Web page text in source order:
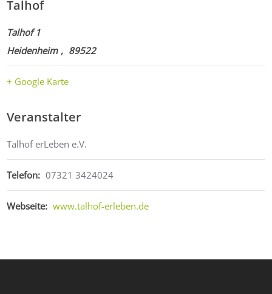
Talhof
Talhof 1
Heidenheim , 89522
+ Google Karte
Veranstalter
Talhof erLeben e.V.
Telefon: 07321 3424024
Webseite: www.talhof-erleben.de